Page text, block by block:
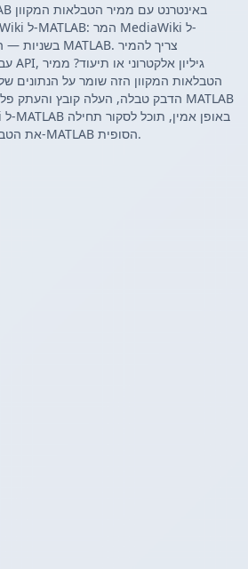
הטבלאות המקוון הזה שומר על הנתונים
את הטבלה ואז לייצא את תוצאת ה-MATLAB הסופית.